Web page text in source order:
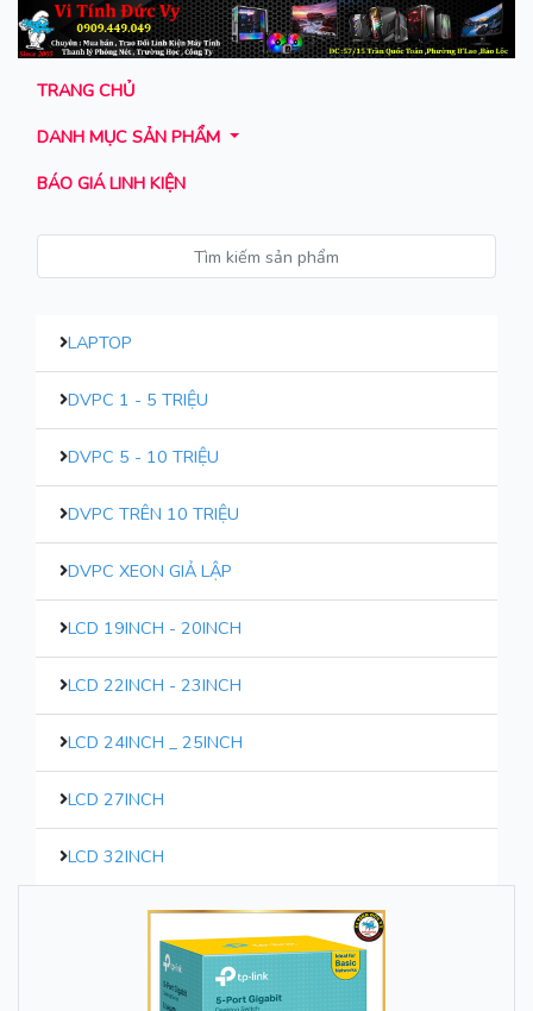
TRANG CHỦ
DANH MỤC SẢN PHẨM
BÁO GIÁ LINH KIỆN
LAPTOP
DVPC 1 - 5 TRIỆU
DVPC 5 - 10 TRIỆU
DVPC TRÊN 10 TRIỆU
DVPC XEON GIẢ LẬP
LCD 19INCH - 20INCH
LCD 22INCH - 23INCH
LCD 24INCH _ 25INCH
LCD 27INCH
LCD 32INCH